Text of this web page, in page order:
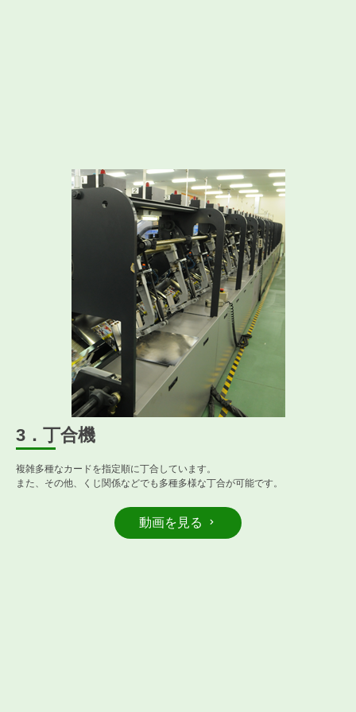
3．丁合機
複雑多種なカードを指定順に丁合しています。
また、その他、くじ関係などでも多種多様な丁合が可能です。
動画を見る